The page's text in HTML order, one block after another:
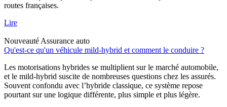
routes françaises.
Lire
Nouveauté Assurance auto
Qu'est-ce qu'un véhicule mild-hybrid et comment le conduire ?
Les motorisations hybrides se multiplient sur le marché automobile,
et le mild-hybrid suscite de nombreuses questions chez les assurés.
Souvent confondu avec l’hybride classique, ce système repose
pourtant sur une logique différente, plus simple et plus légère.